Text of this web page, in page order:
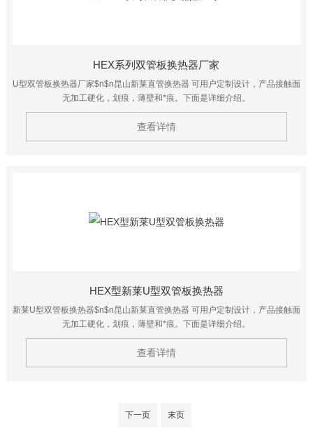
HEX系列双管板换热器厂家
U型双管板换热器厂家$n$n昆山新莱直管换热器 可用户定制设计，产品接触面
无加工硬化，划痕，薄壁和*痕。下面是详细介绍。
查看详情
HEX型新莱U型双管板换热器
新莱U型双管板换热器$n$n昆山新莱直管换热器 可用户定制设计，产品接触面
无加工硬化，划痕，薄壁和*痕。下面是详细介绍。
查看详情
下一页 末页